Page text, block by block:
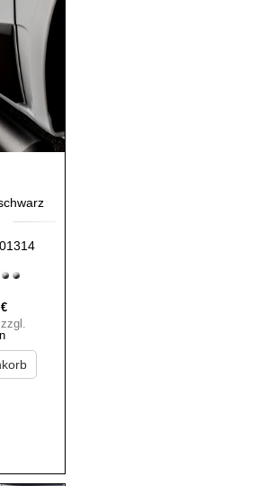
zzgl.